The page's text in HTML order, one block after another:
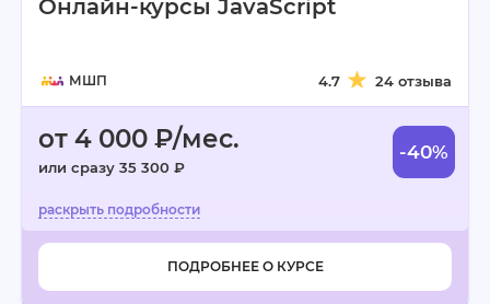
Онлайн-курсы JavaScript
МШП 4.7 24 отзыва
от 4 000 ₽/мес.
или сразу 35 300 ₽
-40%
ПОДРОБНЕЕ О КУРСЕ